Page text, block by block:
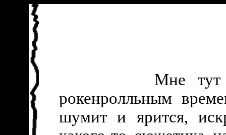
Мне тут одна
рокенролльным
шумит и ярится,